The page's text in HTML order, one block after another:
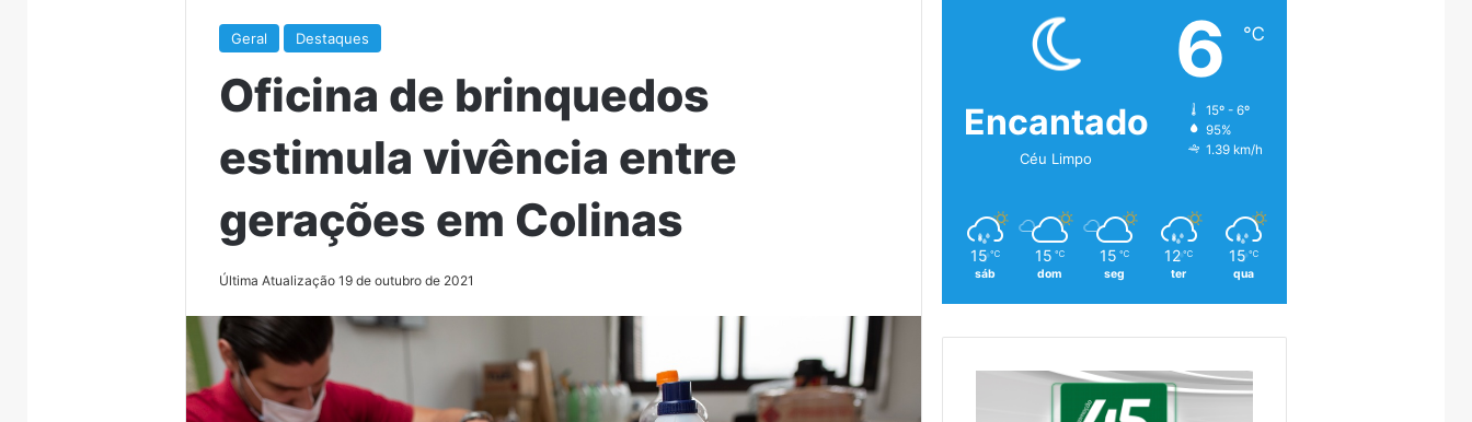
Geral Destaques
Oficina de brinquedos
estimula vivência entre
gerações em Colinas
Última Atualização 19 de outubro de 2021
Encantado
Céu Limpo
6 ℃
15º - 6º
95%
1.39 km/h
15 ℃
sáb
15 ℃
dom
15 ℃
seg
12 ℃
ter
15 ℃
qua